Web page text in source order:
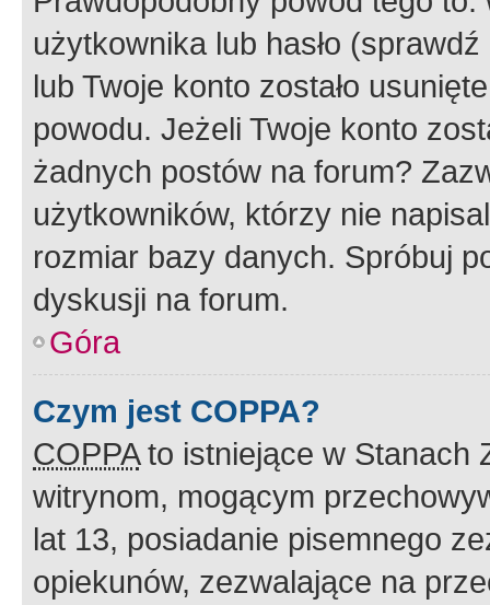
użytkownika lub hasło
lub Twoje konto zostało
powodu. Jeżeli Twoje konto
żadnych postów na forum?
użytkowników, którzy nie
rozmiar bazy danych. Spróbuj
dyskusji na forum.
Góra
Czym jest COPPA?
COPPAto istniejące w Stanach
witrynom, mogącym
lat 13, posiadanie pisemnego
opiekunów, zezwalające na